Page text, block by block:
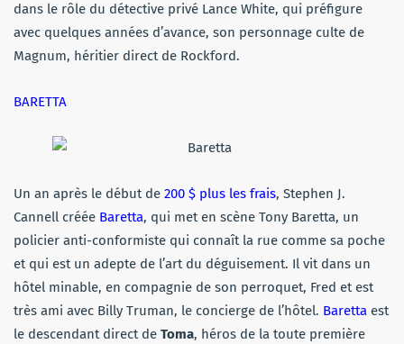
dans le rôle du détective privé Lance White, qui préfigure
avec quelques années d’avance, son personnage culte de
Magnum, héritier direct de Rockford.
BARETTA
Un an après le début de 200 $ plus les frais, Stephen J.
Cannell créée Baretta, qui met en scène Tony Baretta, un
policier anti-conformiste qui connaît la rue comme sa poche
et qui est un adepte de l’art du déguisement. Il vit dans un
hôtel minable, en compagnie de son perroquet, Fred et est
très ami avec Billy Truman, le concierge de l’hôtel. Baretta est
le descendant direct de Toma, héros de la toute première